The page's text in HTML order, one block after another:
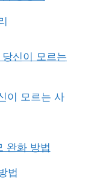
이 모르는 사
법